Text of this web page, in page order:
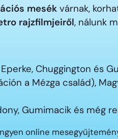
mesék várnak,
rajzfilmjeiről, nálunk
Chuggington és
a Mézga család),
Gumimacik és még
online